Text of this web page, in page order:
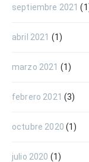
septiembre 2021
abril 2021 (1)
marzo 2021 (1)
febrero 2021 (3)
octubre 2020 (1)
julio 2020 (1)